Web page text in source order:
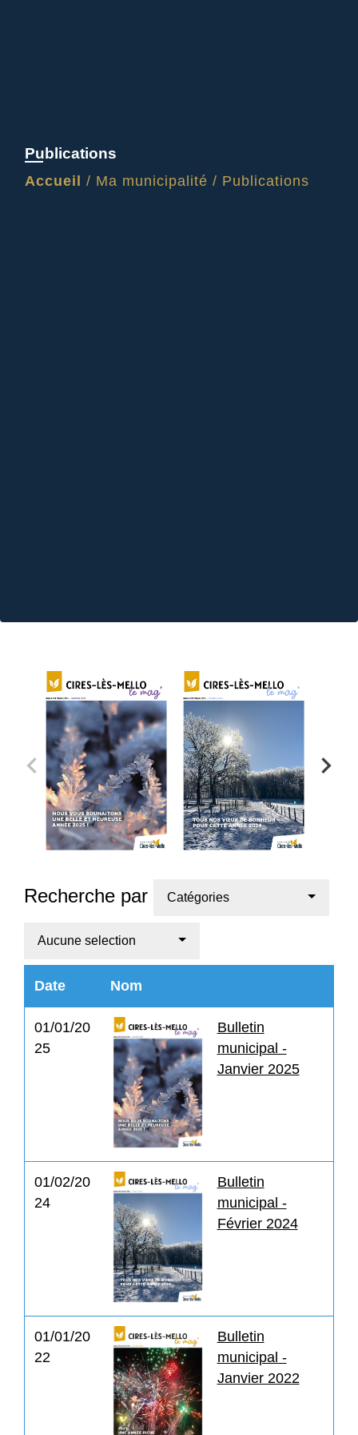
Publications
Accueil / Ma municipalité / Publications
Recherche par Catégories
Aucune selection
Date Nom
01/01/20
25
Bulletin
municipal -
Janvier 2025
01/02/20
24
Bulletin
municipal -
Février 2024
01/01/20
22
Bulletin
municipal -
Janvier 2022